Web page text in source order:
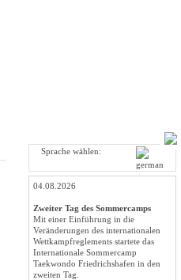
Sprache wählen:
04.08.2026
Zweiter Tag des Sommercamps
Mit einer Einführung in die
Veränderungen des internationalen
Wettkampfreglements startete das
Internationale Sommercamp
Taekwondo Friedrichshafen in den
zweiten Tag.